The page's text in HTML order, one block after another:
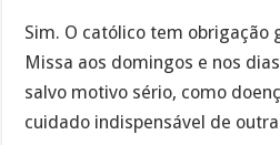
Sim. O católico tem obrigação
Missa aos domingos e nos
salvo motivo sério, como
cuidado indispensável de